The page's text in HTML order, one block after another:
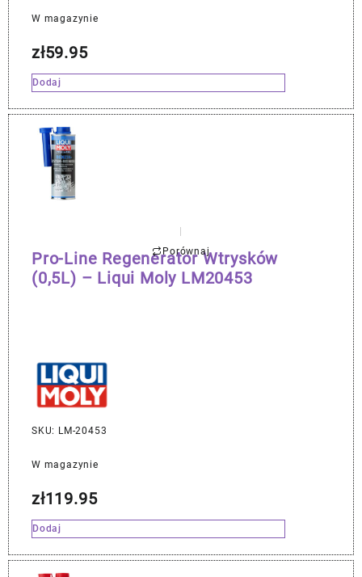
W magazynie
zł59.95
Dodaj
Porównaj
Pro-Line Regenerator Wtrysków
(0,5L) – Liqui Moly LM20453
SKU: LM-20453
W magazynie
zł119.95
Dodaj